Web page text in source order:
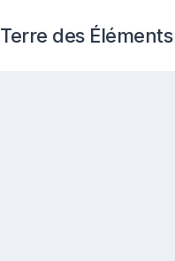
Terre des Éléments